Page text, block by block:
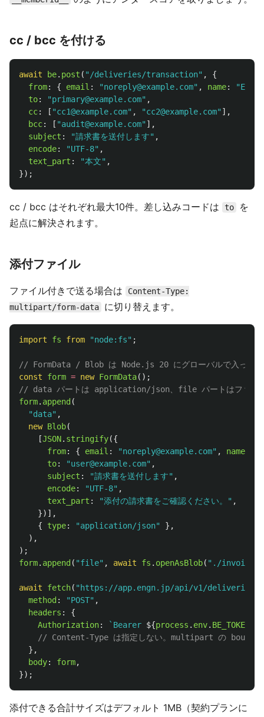
cc / bcc を付ける
await be. post ( " /deliveries/transaction" ,
{
from: { email : "noreply@example.com" , name: "
to: "primary@example.com" ,
cc: [ "cc1@example.com" , "cc2@example.com" ],
bcc: [ "audit@example.com" ],
subject : "請求書を送付します" ,
encode: "UTF-8" ,
text_part : "本文" ,
});
cc / bcc はそれぞれ最大10件。差し込みコードは to
を
起点に解決されます。
添付ファイル
ファイル付きで送る場合は
Content-Type:
multipart/form-data
に切り替えます。
import fs from "node:fs" ;
// FormData / Blob は Node.js 20 にグローバルで入ってい
const
form = new FormData();
// data パートは application/json、file パートはファイル
form. append (
"data" ,
new Blob(
[JSON. stringify({
from: { email : "noreply@example.com" , name
to: "user@example.com" ,
subject : "請求書を送付します" ,
encode: "UTF-8" ,
text_part : "添付の請求書をご確認ください。 " ,
})],
{
type: "application/json"
},
),
);
form. append ( "file" , await fs . openAsBlob( " ./
await fetch( " https://app.engn.jp/api/v1/deliveries/
method : "POST" ,
headers :
{
Authorization: `Bearer ${process . env. BE_TOKEN
// Content-Type は指定しない。multipart の
},
body: form,
});
添付できる合計サイズはデフォルト 1MB（契約プランに